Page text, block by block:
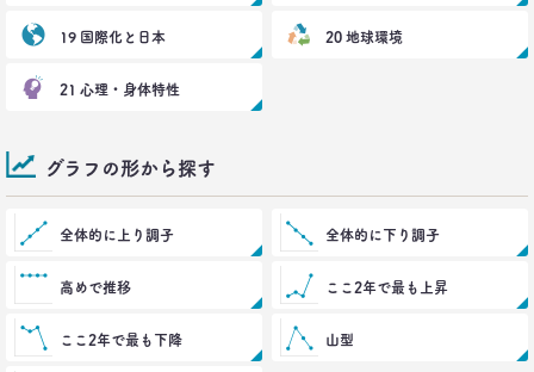
生活総研 上席研究員/コピーライター
メッタ斬り!?
前沢 裕文
2021.04.26
査とインタビューで判明した大きな変化
19 国際化と日本 20 地球環境
21 心理・身体特性
グラフの形から探す
全体的に上り調子 全体的に下り調子
高めで推移 ここ2年で最も上昇
ここ2年で最も下降 山型